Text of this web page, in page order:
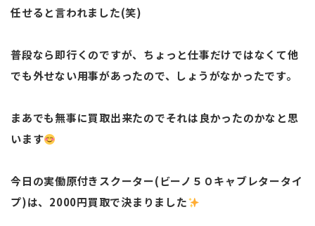
任せると言われました(笑)
普段なら即行くのですが、ちょっと仕事だけではなくて他
でも外せない用事があったので、しょうがなかったです。
まあでも無事に買取出来たのでそれは良かったのかなと思
います
今日の実働原付きスクーター(ビーノ５０キャブレタータイ
プ)は、2000円買取で決まりました